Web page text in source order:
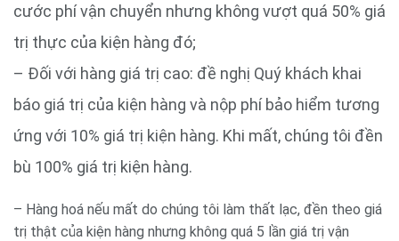
cước phí vận chuyển nhưng không vượt quá 50% giá
trị thực của kiện hàng đó;
– Đối với hàng giá trị cao: đề nghị Quý khách khai
báo giá trị của kiện hàng và nộp phí bảo hiểm tương
ứng với 10% giá trị kiện hàng. Khi mất, chúng tôi đền
bù 100% giá trị kiện hàng.
– Hàng hoá nếu mất do chúng tôi làm thất lạc, đền theo giá
trị thật của kiện hàng nhưng không quá 5 lần giá trị vận